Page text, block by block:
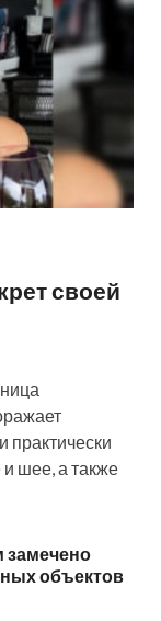
своей
практически
шее, а также
замечено
объектов